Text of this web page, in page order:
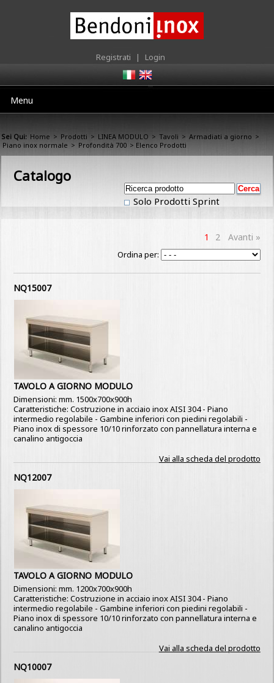
Registrati | Login
Menu
Sei Qui: Home > Prodotti > LINEA MODULO > Tavoli > Armadiati a giorno >
Piano inox normale > Profondità 700 > Elenco Prodotti
Catalogo
Solo Prodotti Sprint
1 2 Avanti »
Ordina per:
NQ15007
TAVOLO A GIORNO MODULO
Dimensioni: mm. 1500x700x900h
Caratteristiche: Costruzione in acciaio inox AISI 304 - Piano
intermedio regolabile - Gambine inferiori con piedini regolabili -
Piano inox di spessore 10/10 rinforzato con pannellatura interna e
canalino antigoccia
Vai alla scheda del prodotto
NQ12007
TAVOLO A GIORNO MODULO
Dimensioni: mm. 1200x700x900h
Caratteristiche: Costruzione in acciaio inox AISI 304 - Piano
intermedio regolabile - Gambine inferiori con piedini regolabili -
Piano inox di spessore 10/10 rinforzato con pannellatura interna e
canalino antigoccia
Vai alla scheda del prodotto
NQ10007